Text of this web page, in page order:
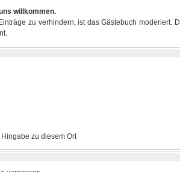
willkommen.
zu verhindern, ist das Gästebuch moderiert.
zu diesem Ort